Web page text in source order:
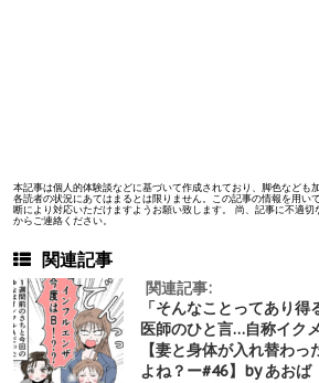
本記事は個人的体験談などに基づいて作成されており、脚色なども
各読者の状況にあてはまるとは限りません。この記事の情報を用い
断により対応いただけますようお願い致します。 尚、記事に不適切
からご連絡ください。
関連記事
関連記事:
「そんなことってあり
医師のひと言…自称イク
【妻と身体が入れ替わ
よね？ー#46】by あおば